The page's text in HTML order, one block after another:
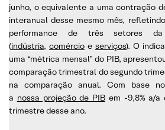
junho, o equivalente a uma contração
interanual desse mesmo mês,
performance de três setores da
(indústria, comércio e serviços). O
uma “métrica mensal” do PIB,
comparação trimestral do segundo
na comparação anual. Com base
a nossa projeção de PIB em -9,8% a/
trimestre desse ano.